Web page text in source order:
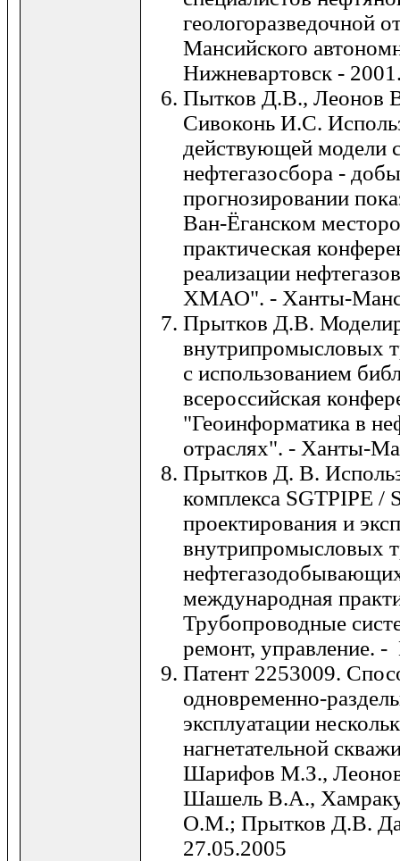
геологоразведочной
Мансийского
Нижневартовск -
Пытков Д.В., Леонов
Сивоконь И.С.
действующей модели
нефтегазосбора -
прогнозировании
Ван-Ёганском
практическая
реализации
ХМАО". - Ханты-
Прытков Д.В.
внутрипромысловых
с использованием
всероссийская
"Геоинформатика в
отраслях". - Ханты-
Прытков Д. В.
комплекса SGTPIPE /
проектирования и
внутрипромысловых
международная
Трубопроводные
ремонт, управление.
Патент 2253009.
одновременно-
эксплуатации
нагнетательной
Шарифов М.З.,
Шашель В.А.,
О.М.; Прытков Д.В.
27.05.2005